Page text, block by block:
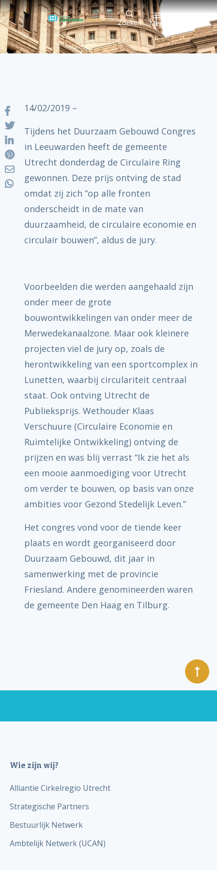
Zoeken Menu
14/02/2019 –
Tijdens het Duurzaam Gebouwd Congres
in Leeuwarden heeft de gemeente
Utrecht donderdag de Circulaire Ring
gewonnen. Deze prijs ontving de stad
omdat zij zich “op alle fronten
onderscheidt in de mate van
duurzaamheid, de circulaire economie en
circulair bouwen”, aldus de jury.
Voorbeelden die werden aangehaald zijn
onder meer de grote
bouwontwikkelingen van onder meer de
Merwedekanaalzone. Maar ook kleinere
projecten viel de jury op, zoals de
herontwikkeling van een sportcomplex in
Lunetten, waarbij circulariteit centraal
staat. Ook ontving Utrecht de
Publieksprijs. Wethouder Klaas
Verschuure (Circulaire Economie en
Ruimtelijke Ontwikkeling) ontving de
prijzen en was blij verrast “Ik zie het als
een mooie aanmoediging voor Utrecht
om verder te bouwen, op basis van onze
ambities voor Gezond Stedelijk Leven.”
Het congres vond voor de tiende keer
plaats en wordt georganiseerd door
Duurzaam Gebouwd, dit jaar in
samenwerking met de provincie
Friesland. Andere genomineerden waren
de gemeente Den Haag en Tilburg.
Wie zijn wij?
Alliantie Cirkelregio Utrecht
Strategische Partners
Bestuurlijk Netwerk
Ambtelijk Netwerk (UCAN)